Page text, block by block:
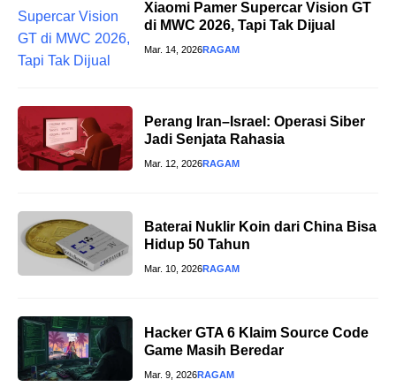
Xiaomi Pamer Supercar Vision GT
di MWC 2026, Tapi Tak Dijual
Mar. 14, 2026RAGAM
Perang Iran–Israel: Operasi Siber
Jadi Senjata Rahasia
Mar. 12, 2026RAGAM
Baterai Nuklir Koin dari China Bisa
Hidup 50 Tahun
Mar. 10, 2026RAGAM
Hacker GTA 6 Klaim Source Code
Game Masih Beredar
Mar. 9, 2026RAGAM